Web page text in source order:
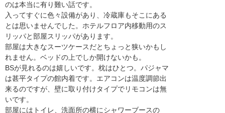
のは本当に有り難い話です。
入ってすぐに色々設備があり、冷蔵庫もそこにある
とは思いませんでした。ホテルフロア内移動用のス
リッパと部屋スリッパがあります。
部屋は大きなスーツケースだとちょっと狭いかもし
れません。ベッドの上でしか開けないかも。
BSが見れるのは嬉しいです。枕はひとつ。パジャマ
は甚平タイプの館内着です。エアコンは温度調節出
来るのですが、壁に取り付けタイプでリモコンは無
いです。
部屋にはトイレ、洗面所の横にシャワーブースの